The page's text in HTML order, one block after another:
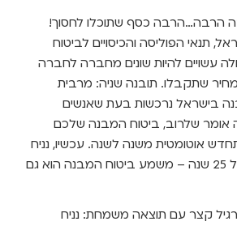
כסף שתוכלו לחסוך!
תנאי הפוליסה והכיסויים לביטוח
עשויים להיות שונים מחברה לחברה
שתקבלו. תובנה שניה: מרבית
בישראל נרכשות בעת שאנשים
שלרוב, ביטוח המבנה שלכם
אוטומטית משנה לשנה. עכשיו, נניח
שלקחתם משכנתא ל 25 שנה – משמע ביטוח המבנה הוא גם
קצר עם תוצאה משמחת: נניח